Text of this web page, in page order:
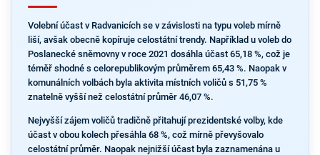
Volební účast v Radvanicích se v závislosti na typu voleb mírně
liší, avšak obecně kopíruje celostátní trendy. Například u voleb do
Poslanecké sněmovny v roce 2021 dosáhla účast 65,18 %, což je
téměř shodné s celorepublikovým průměrem 65,43 %. Naopak v
komunálních volbách byla aktivita místních voličů s 51,75 %
znatelně vyšší než celostátní průměr 46,07 %.
Nejvyšší zájem voličů tradičně přitahují prezidentské volby, kde
účast v obou kolech přesáhla 68 %, což mírně převyšovalo
celostátní průměr. Naopak nejnižší účast byla zaznamenána u